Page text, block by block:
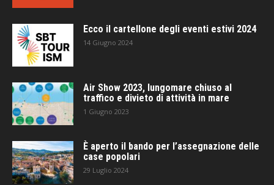
Ecco il cartellone degli eventi estivi 2024
14 Giugno 2024
Air Show 2023, lungomare chiuso al
traffico e divieto di attività in mare
1 Giugno 2023
È aperto il bando per l’assegnazione delle
case popolari
29 Luglio 2024